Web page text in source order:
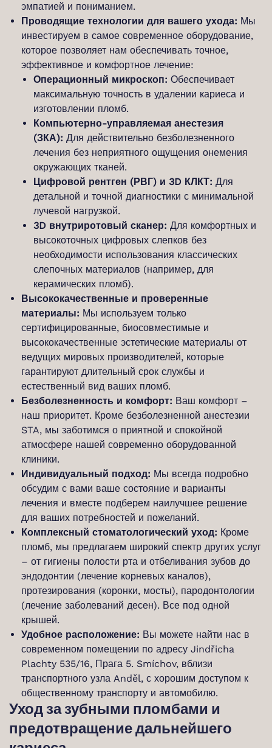
эмпатией и пониманием.
Проводящие технологии для вашего ухода: Мы
инвестируем в самое современное оборудование,
которое позволяет нам обеспечивать точное,
эффективное и комфортное лечение:
Операционный микроскоп: Обеспечивает
максимальную точность в удалении кариеса и
изготовлении пломб.
Компьютерно-управляемая анестезия
(ЗКА): Для действительно безболезненного
лечения без неприятного ощущения онемения
окружающих тканей.
Цифровой рентген (РВГ) и 3D КЛКТ: Для
детальной и точной диагностики с минимальной
лучевой нагрузкой.
3D внутриротовый сканер: Для комфортных и
высокоточных цифровых слепков без
необходимости использования классических
слепочных материалов (например, для
керамических пломб).
Высококачественные и проверенные
материалы: Мы используем только
сертифицированные, биосовместимые и
высококачественные эстетические материалы от
ведущих мировых производителей, которые
гарантируют длительный срок службы и
естественный вид ваших пломб.
Безболезненность и комфорт: Ваш комфорт –
наш приоритет. Кроме безболезненной анестезии
STA, мы заботимся о приятной и спокойной
атмосфере нашей современно оборудованной
клиники.
Индивидуальный подход: Мы всегда подробно
обсудим с вами ваше состояние и варианты
лечения и вместе подберем наилучшее решение
для ваших потребностей и пожеланий.
Комплексный стоматологический уход: Кроме
пломб, мы предлагаем широкий спектр других услуг
– от гигиены полости рта и отбеливания зубов до
эндодонтии (лечение корневых каналов),
протезирования (коронки, мосты), пародонтологии
(лечение заболеваний десен). Все под одной
крышей.
Удобное расположение: Вы можете найти нас в
современном помещении по адресу Jindřicha
Plachty 535/16, Прага 5. Smíchov, вблизи
транспортного узла Anděl, с хорошим доступом к
общественному транспорту и автомобилю.
Уход за зубными пломбами и
предотвращение дальнейшего